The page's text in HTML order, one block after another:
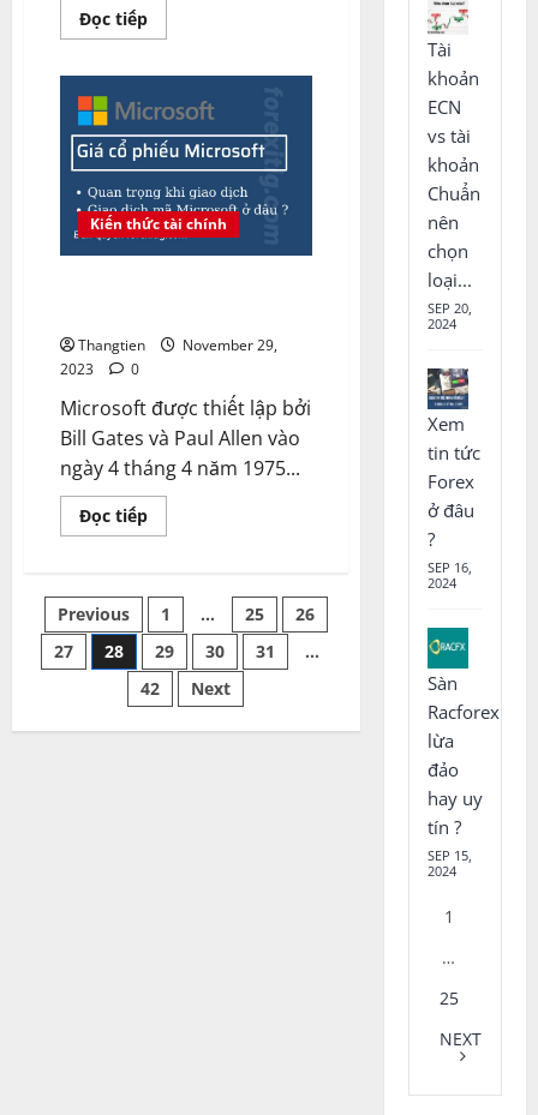
Đọc tiếpRead
more
đảo
không?
Review
Infinox
Capital
Kiến thức tài chính
Thangtien
November 29,
2023
0
Microsoft được thiết lập bởi
Bill Gates và Paul Allen vào
ngày 4 tháng 4 năm 1975...
Đọc tiếpRead
more
phiếu
Microsoft
?
Giao
dịch
MFST
ở
Posts
pagination
Previous 1 … 25
26
27
28 29 30 31
…
42
Next
Tài
khoản
ECN
vs tài
khoản
Chuẩn
nên
chọn
loại...
SEP 20,
2024
Xem
tin tức
Forex
ở đâu
?
SEP 16,
2024
Sàn
Racforex
lừa
đảo
hay uy
tín ?
SEP 15,
2024
1
…
25
NEXT